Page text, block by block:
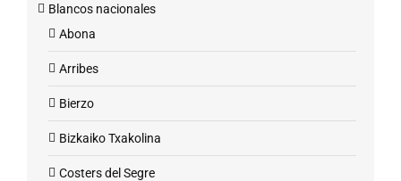
Blancos nacionales
Abona
Arribes
Bierzo
Bizkaiko Txakolina
Costers del Segre